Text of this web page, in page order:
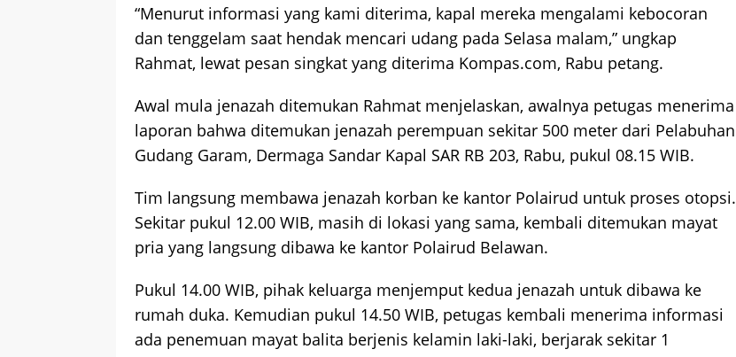
“Menurut informasi yang kami diterima, kapal mereka mengalami kebocoran
dan tenggelam saat hendak mencari udang pada Selasa malam,” ungkap
Rahmat, lewat pesan singkat yang diterima Kompas.com, Rabu petang.
Awal mula jenazah ditemukan Rahmat menjelaskan, awalnya petugas menerima
laporan bahwa ditemukan jenazah perempuan sekitar 500 meter dari Pelabuhan
Gudang Garam, Dermaga Sandar Kapal SAR RB 203, Rabu, pukul 08.15 WIB.
Tim langsung membawa jenazah korban ke kantor Polairud untuk proses otopsi.
Sekitar pukul 12.00 WIB, masih di lokasi yang sama, kembali ditemukan mayat
pria yang langsung dibawa ke kantor Polairud Belawan.
Pukul 14.00 WIB, pihak keluarga menjemput kedua jenazah untuk dibawa ke
rumah duka. Kemudian pukul 14.50 WIB, petugas kembali menerima informasi
ada penemuan mayat balita berjenis kelamin laki-laki, berjarak sekitar 1